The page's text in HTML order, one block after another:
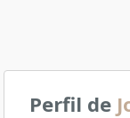
Perfil de